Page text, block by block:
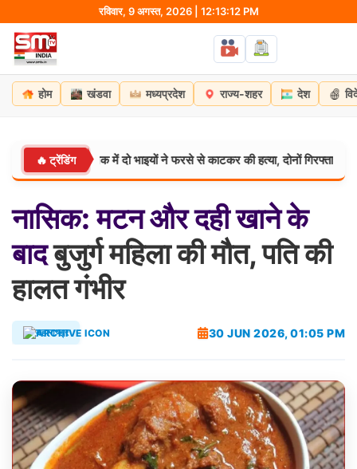
content
रविवार, 9 अगस्त, 2026 | 12:13:13 PM
होम खंडवा मध्यप्रदेश राज्य-शहर देश
🔥 ट्रेंडिंग
के शक में दो भाइयों ने फरसे से काटकर की हत्या, दोनों गिरफ्तार
नासिक: मटनऔरदहीखानेके
बादबुजुर्ग महिला की मौत, पति की
हालत गंभीर
महाराष्ट्र 30 JUN 2026, 01:05 PM